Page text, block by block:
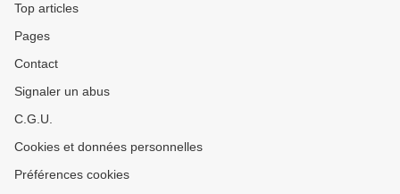
Top articles
Pages
Contact
Signaler un abus
C.G.U.
Cookies et données personnelles
Préférences cookies